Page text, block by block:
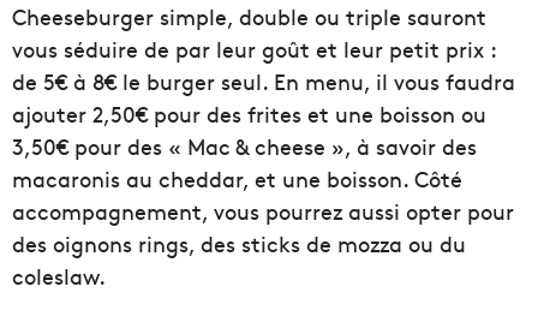
Cheeseburger simple, double ou triple sauront
vous séduire de par leur goût et leur petit prix :
de 5€ à 8€ le burger seul. En menu, il vous faudra
ajouter 2,50€ pour des frites et une boisson ou
3,50€ pour des « Mac & cheese », à savoir des
macaronis au cheddar, et une boisson. Côté
accompagnement, vous pourrez aussi opter pour
des oignons rings, des sticks de mozza ou du
coleslaw.